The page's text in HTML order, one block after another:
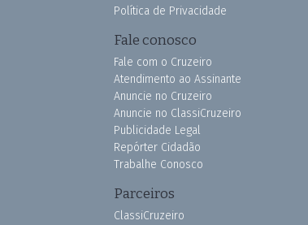
Política de Privacidade
Fale conosco
Fale com o Cruzeiro
Atendimento ao Assinante
Anuncie no Cruzeiro
Anuncie no ClassiCruzeiro
Publicidade Legal
Repórter Cidadão
Trabalhe Conosco
Parceiros
ClassiCruzeiro